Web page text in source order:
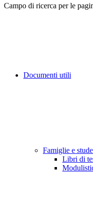
Campo di ricerca per le
Documenti utili
Famiglie e
Libri di